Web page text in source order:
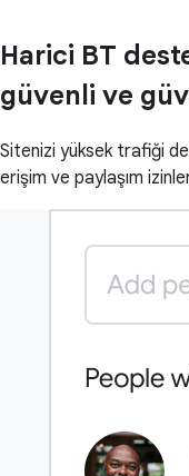
Harici BT
güvenli ve
Sitenizi yüksek trafiği
erişim ve paylaşım